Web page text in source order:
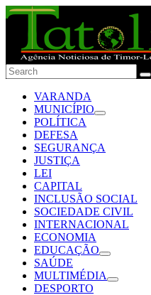
VARANDA
MUNICÍPIO
POLÍTICA
DEFESA
SEGURANÇA
JUSTIÇA
LEI
CAPITAL
INCLUSÃO SOCIAL
SOCIEDADE CIVIL
INTERNACIONAL
ECONOMIA
EDUCAÇÃO
SAÚDE
MULTIMÉDIA
DESPORTO